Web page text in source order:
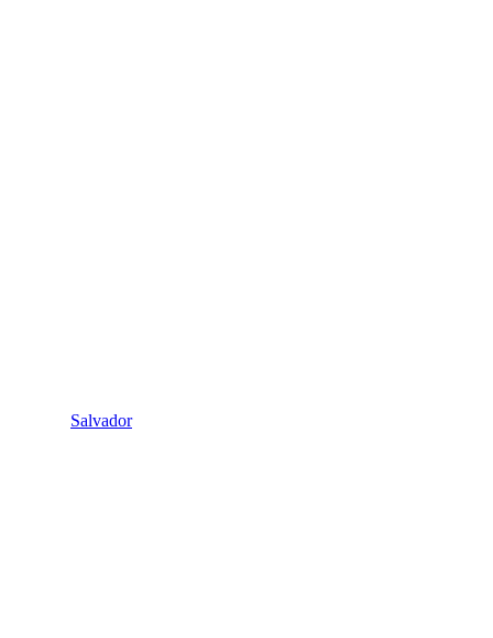
Salvador